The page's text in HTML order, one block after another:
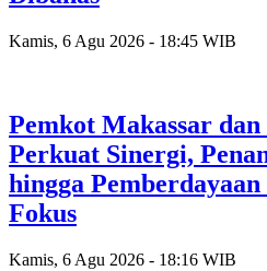
Kamis, 6 Agu 2026 - 18:45 WIB
Pemkot Makassar
Perkuat Sinergi,
hingga
Fokus
Kamis, 6 Agu 2026 - 18:16 WIB